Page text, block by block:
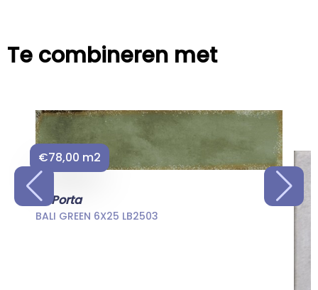
Te combineren met
€78,00 m2
La Porta
BALI GREEN 6X25 LB2503